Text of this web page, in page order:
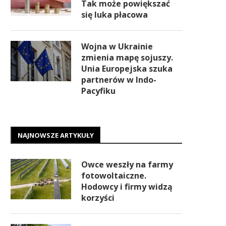
Tak może powiększać
się luka płacowa
Wojna w Ukrainie
zmienia mapę sojuszy.
Unia Europejska szuka
partnerów w Indo-
Pacyfiku
NAJNOWSZE ARTYKUŁY
Owce weszły na farmy
fotowoltaiczne.
Hodowcy i firmy widzą
korzyści